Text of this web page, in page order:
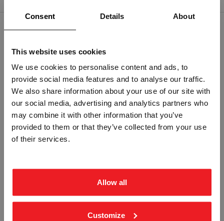
Consent Details About
This website uses cookies
We use cookies to personalise content and ads, to
provide social media features and to analyse our traffic.
We also share information about your use of our site with
our social media, advertising and analytics partners who
may combine it with other information that you’ve
provided to them or that they’ve collected from your use
of their services.
Allow all
Customize
SKILT
ANSIKTSVERN PÅBUDT - HVIT PVC
Vennligst velg portal
BEDRIFT PRIVAT